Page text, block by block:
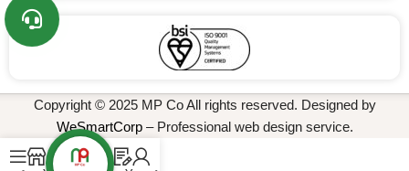
Copyright © 2025 MP Co All rights reserved. Designed by
WeSmartCorp– Professional web design service.